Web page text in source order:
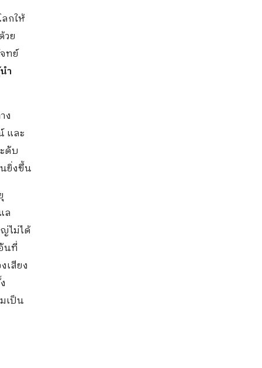
กให้
วย
ทย์
ำ
ง
และ
ดับ
ยิ่งขึ้น
ล
ไม่ได้
นที่
เสียง
เป็น